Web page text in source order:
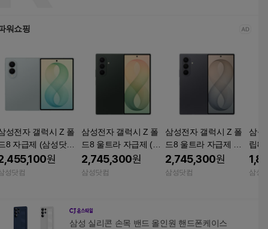
워쇼핑
성전자 갤럭시 Z 폴
8 자급제 (삼성닷컴/
성 강남 전용컬러) 피
타치오 512GB SM-F
원
성닷컴
삼성전자 갤럭시 Z 폴
드8 울트라 자급제 (삼
성닷컴/삼성 강남 전용
컬러) 그린 쉐도우 512
2,745,300원
삼성닷컴
삼성전자 갤럭시 Z 폴
드8 울트라 자급제 그
라파이트 512GB SM-F
976NZKIKOO
2,745,300원
삼성닷컴
삼성
립8
삼성
트
삼성
삼성 실리콘 손목 밴드 올인원 핸드폰케이스